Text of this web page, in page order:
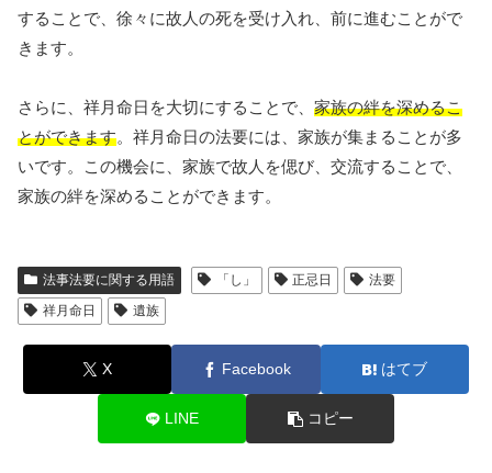
することで、徐々に故人の死を受け入れ、前に進むことがで
きます。
さらに、祥月命日を大切にすることで、 家族の絆を深めるこ
とができます。祥月命日の法要には、家族が集まることが多
いです。この機会に、家族で故人を偲び、交流することで、
家族の絆を深めることができます。
法事法要に関する用語 「し」 正忌日
法要
祥月命日
遺族
X Facebook はてブ
LINE コピー